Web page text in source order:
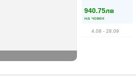
940.75лв
на човек
4.08 - 28.09